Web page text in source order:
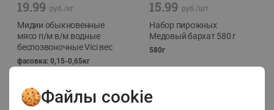
19.99 руб./кг
Мидии обыкновенные
мясо п/м в/м водные
беспозвоночные Vici вес
фасовка: 0,15-0,65кг
15.99 руб./шт
Набор пирожных
Медовый бархат 580 г
580г
Файлы cookie